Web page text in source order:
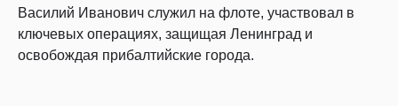
Василий Иванович служил на флоте, участвовал в
ключевых операциях, защищая Ленинград и
освобождая прибалтийские города.